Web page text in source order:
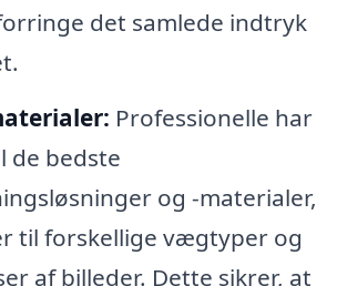
det samlede indtryk
Professionelle har
de bedste
og -materialer,
til forskellige vægtyper og
af billeder. Dette sikrer, at